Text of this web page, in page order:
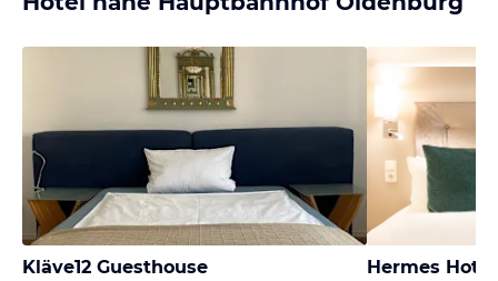
Kläve12 Guesthouse Hermes Hotel